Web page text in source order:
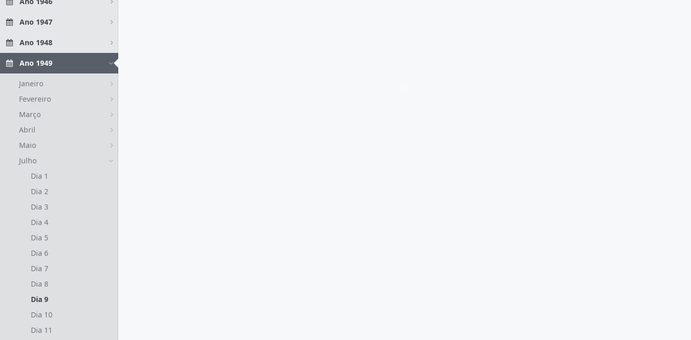
Ano 1947
Ano 1948
Ano 1949
Janeiro
Fevereiro
Março
Abril
Maio
Julho
Dia 1
Dia 2
Dia 3
Dia 4
Dia 5
Dia 6
Dia 7
Dia 8
Dia 9
Dia 10
Dia 11